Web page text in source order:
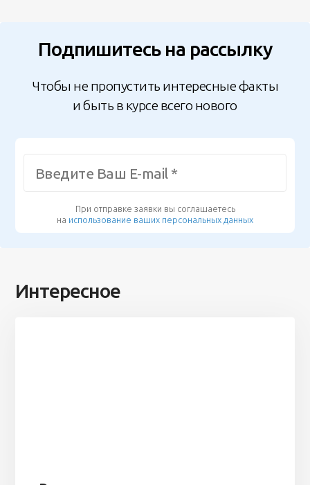
Подпишитесь на рассылку
Чтобы не пропустить интересные факты
и быть в курсе всего нового
При отправке заявки вы соглашаетесь
на использование ваших персональных данных
Интересное